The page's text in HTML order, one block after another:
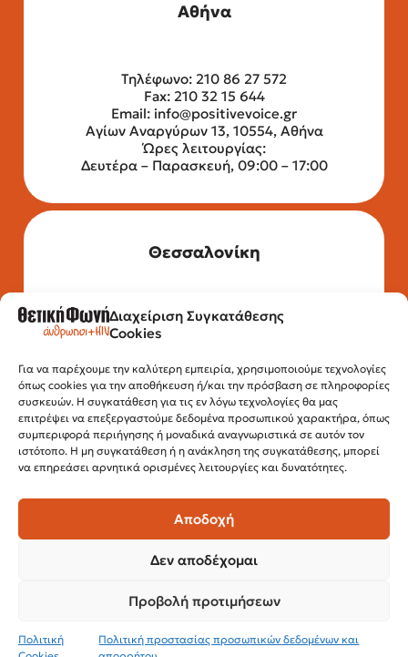
Διαχείριση Συγκατάθεσης
Cookies
Για να παρέχουμε την καλύτερη εμπειρία, χρησιμοποιούμε τεχνολογίες
όπως cookies για την αποθήκευση ή/και την πρόσβαση σε πληροφορίες
συσκευών. Η συγκατάθεση για τις εν λόγω τεχνολογίες θα μας
επιτρέψει να επεξεργαστούμε δεδομένα προσωπικού χαρακτήρα, όπως
συμπεριφορά περιήγησης ή μοναδικά αναγνωριστικά σε αυτόν τον
ιστότοπο. Η μη συγκατάθεση ή η ανάκληση της συγκατάθεσης, μπορεί
να επηρεάσει αρνητικά ορισμένες λειτουργίες και δυνατότητες.
Αποδοχή
Δεν αποδέχομαι
Προβολή προτιμήσεων
Πολιτική
Πολιτική προστασίας προσωπικών δεδομένων και
Αθήνα
Τηλέφωνο: 210 86 27 572
Fax: 210 32 15 644
Email: info@positivevoice.gr
Αγίων Αναργύρων 13, 10554, Αθήνα
Ώρες λειτουργίας:
Δευτέρα – Παρασκευή, 09:00 – 17:00
Θεσσαλονίκη
Τηλέφωνο: 2315 525 020
Fax: 210 32 15 644
Εγνατίας 112, 3ος όροφος, 54622,
Θεσσαλονίκη
Ώρες λειτουργίας:
Δευτέρα – Παρασκευή, 10:00 –14:00